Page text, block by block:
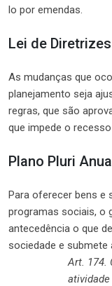
lo por emendas.
Lei de
As mudanças que
planejamento seja
regras, que são
que impede o
Plano Pluri
Para oferecer bens e
programas sociais, o
antecedência o que
sociedade e submete
Art. 174.
atividade